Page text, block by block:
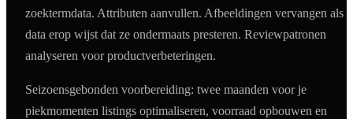
zoektermdata. Attributen aanvullen. Afbeeldingen vervangen als
data erop wijst dat ze ondermaats presteren. Reviewpatronen
analyseren voor productverbeteringen.
Seizoensgebonden voorbereiding: twee maanden voor je
piekmomenten listings optimaliseren, voorraad opbouwen en